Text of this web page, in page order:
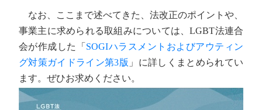
なお、ここまで述べてきた、法改正のポイントや、
事業主に求められる取組みについては、LGBT法連合
会が作成した「 SOGIハラスメントおよびアウティン
グ対策ガイドライン第3版 」に詳しくまとめられてい
ます。ぜひお求めください。